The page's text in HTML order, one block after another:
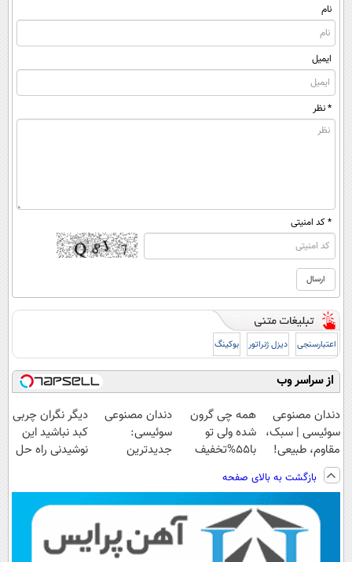
نام
ایمیل
* نظر
* کد امنیتی
اعتبارسنجی دیزل ژنراتور بوکینگ
از سراسر وب
دندان مصنوعی
سوئیسی | سبک،
مقاوم، طبیعی!
ویزیت
رایگان+پرداخت
اقساطی😍
همه چی گرون
شده ولی تو
با55%تخفیف
پاکسازی کن🔥
دندان مصنوعی
سوئیسی:
جدیدترین
پرداخت قسطی
دیگر نگران چربی
کبد نباشید این
نوشیدنی راه حل
بازگشت به بالای صفحه